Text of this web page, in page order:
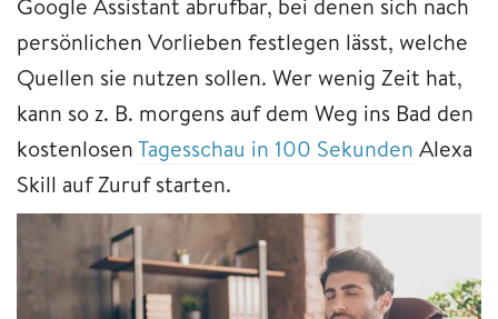
persönlichen Vorlieben festlegen lässt, welche
Quellen sie nutzen sollen. Wer wenig Zeit hat,
kann so z. B. morgens auf dem Weg ins Bad den
kostenlosenTagesschau in 100 Sekunden Alexa
Skill auf Zuruf starten.